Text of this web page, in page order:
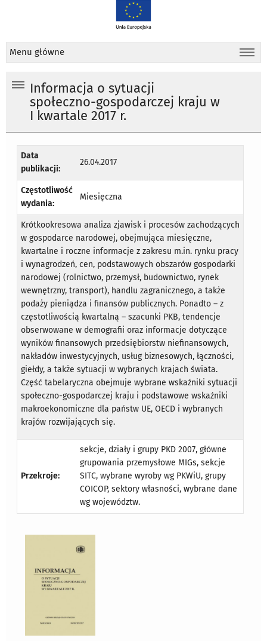
Menu główne
Informacja o sytuacji
społeczno-gospodarczej kraju w
I kwartale 2017 r.
Data
publikacji:
26.04.2017
Częstotliwość
wydania:
Miesięczna
Krótkookresowa analiza zjawisk i procesów zachodzących
w gospodarce narodowej, obejmująca miesięczne,
kwartalne i roczne informacje z zakresu m.in. rynku pracy
i wynagrodzeń, cen, podstawowych obszarów gospodarki
narodowej (rolnictwo, przemysł, budownictwo, rynek
wewnętrzny, transport), handlu zagranicznego, a także
podaży pieniądza i finansów publicznych. Ponadto – z
częstotliwością kwartalną – szacunki PKB, tendencje
obserwowane w demografii oraz informacje dotyczące
wyników finansowych przedsiębiorstw niefinansowych,
nakładów inwestycyjnych, usług biznesowych, łączności,
giełdy, a także sytuacji w wybranych krajach świata.
Część tabelaryczna obejmuje wybrane wskaźniki sytuacji
społeczno-gospodarczej kraju i podstawowe wskaźniki
makroekonomiczne dla państw UE, OECD i wybranych
krajów rozwijających się.
Przekroje:
sekcje, działy i grupy PKD 2007, główne
grupowania przemysłowe MIGs, sekcje
SITC, wybrane wyroby wg PKWiU, grupy
COICOP, sektory własności, wybrane dane
wg województw.